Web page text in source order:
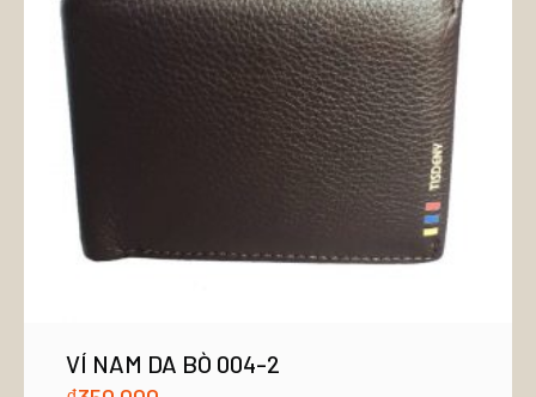
VÍ NAM DA BÒ 004-2